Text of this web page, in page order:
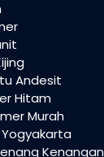
Andesit
Hitam
Murah
Kenangan